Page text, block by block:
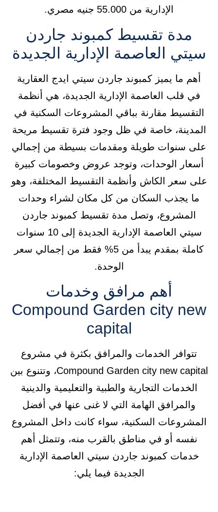
الإدارية من 55.000 جنيه مصري.
مدة تقسيط كمبوند جاردن
سيتي العاصمة الإدارية الجديدة
أهم ما يميز كمبوند جاردن سيتي ايدج العقارية
في قلب العاصمة الإدارية الجديدة، هي أنظمة
التقسيط مقارنة بباقي المشروعات السكنية في
المدينة، خاصة في ظل وجود فترة تقسيط مريحة
على سنوات طويلة ومقدمات بسيطة من إجمالي
أسعار الوحدات، وتوجد عروض وخصومات كبيرة
على سعر الكاش وأنظمة التقسيط المختلفة، وهو
ما يجذب السكان من كل مكان لشراء وحدات
المشروع، وتصل مدة تقسيط كمبوند جاردن
سيتي العاصمة الإدارية الجديدة إلى 10 سنوات
كاملة بمقدم يبدأ من 5% فقط من إجمالي سعر
الوحدة.
أهم مرافق وخدمات
Compound Garden city new
capital
تتوافر الخدمات والمرافق بكثرة في مشروع
Compound Garden city new capital، وتتنوع بين
الخدمات التجارية والطبية والتعليمية والدينية
والمرافق الهامة التي لا غنى عنها في أفضل
المشروعات السكنية، سواء كانت داخل المشروع
نفسه أو في مناطق بالقرب منه، وتتمثل أهم
خدمات كمبوند جاردن سيتي العاصمة الإدارية
الجديدة فيما يلي: